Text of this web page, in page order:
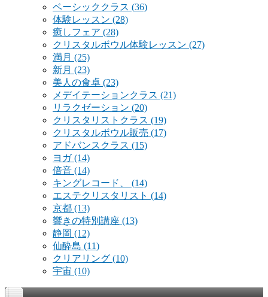
ベーシッククラス (36)
体験レッスン (28)
癒しフェア (28)
クリスタルボウル体験レッスン (27)
満月 (25)
新月 (23)
美人の食卓 (23)
メデイテーションクラス (21)
リラクゼーション (20)
クリスタリストクラス (19)
クリスタルボウル販売 (17)
アドバンスクラス (15)
ヨガ(14)
倍音 (14)
キングレコード、 (14)
エステクリスタリスト (14)
京都 (13)
響きの特別講座 (13)
静岡 (12)
仙酔島 (11)
クリアリング (10)
宇宙 (10)